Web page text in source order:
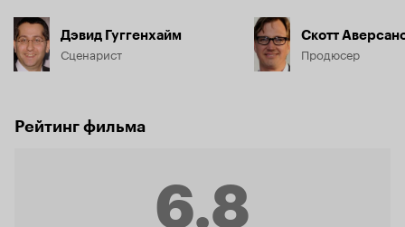
Дэвид Гуггенхайм
Сценарист
Скотт
Продюсер
Рейтинг фильма
6.8